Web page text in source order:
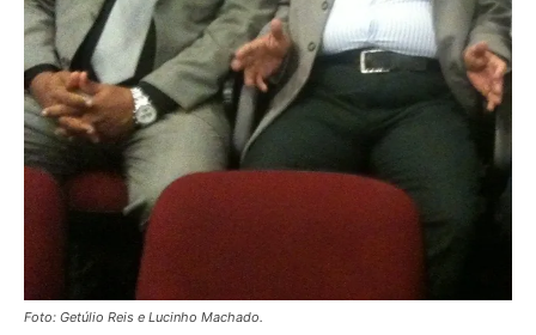
Foto: Getúlio Reis e Lucinho Machado.